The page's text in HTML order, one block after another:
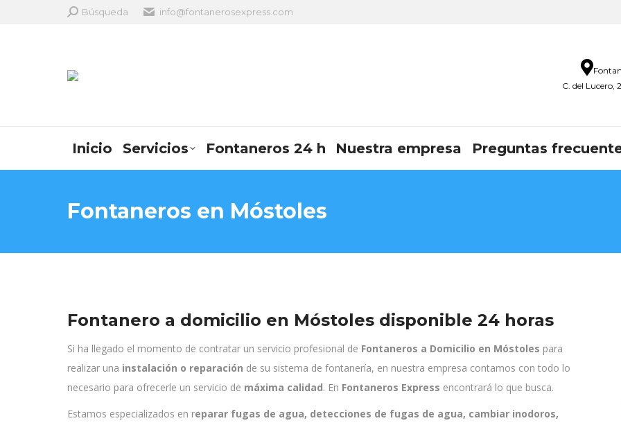
Search:
Búsqueda info@fontanerosexpress.com
C. del Lucero,
Inicio Servicios Fontaneros 24 h Nuestra empresa Preguntas
Fontaneros en Móstoles
Fontanero a domicilio en Móstoles disponible 24 horas
Si ha llegado el momento de contratar un servicio profesional de Fontaneros a Domicilio en Móstoles para
realizar una instalación o reparación de su sistema de fontanería, en nuestra empresa contamos con todo lo
necesario para ofrecerle un servicio de máxima calidad. En Fontaneros Express encontrará lo que busca.
Estamos especializados en reparar fugas de agua, detecciones de fugas de agua, cambiar inodoros,